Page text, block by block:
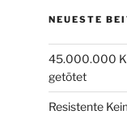
NEUESTE
45.000.000
getötet
Resistente